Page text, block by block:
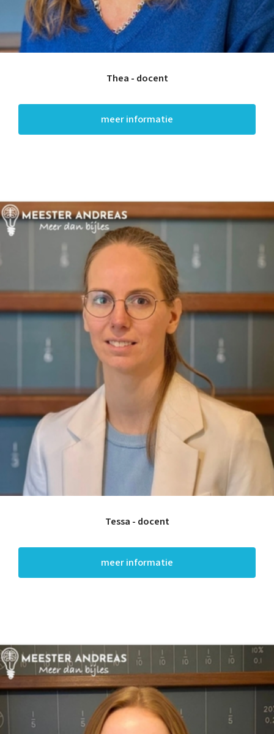
Contact
Over ons
FAQ
Scholen en
zorginstellingen
Download de App
Tarieven
Vacatures
Training
Leren leren |
Studievaardigheden,
planning & motivatie
Werkgeheugen verbeteren
Concentratie verbeteren
& ADD
Overprikkeling
verminderen met
neurofeedback | HSP
Onderzoek
Rekenen
Spelling
Technisch lezen
Begrijpend lezen
Intelligentie
Leerpotentie
Leerstrategieën
Beroepskeuzetest
Thea - docent
meer informatie
Tessa - docent
meer informatie